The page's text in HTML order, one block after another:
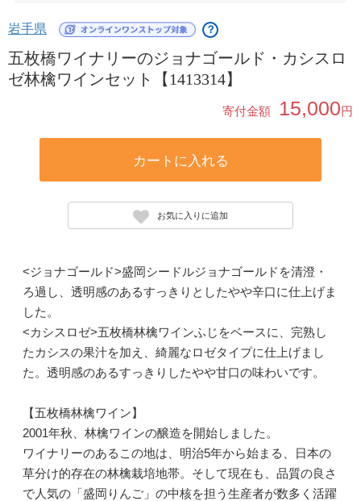
岩手県 ？
五枚橋ワイナリーのジョナゴールド・カシスロ
ゼ林檎ワインセット【1413314】
寄付金額 15,000円
カートに入れる
お気に入りに追加
<ジョナゴールド>盛岡シードルジョナゴールドを清澄・
ろ過し、透明感のあるすっきりとしたやや辛口に仕上げま
した。
<カシスロゼ>五枚橋林檎ワインふじをベースに、完熟し
たカシスの果汁を加え、綺麗なロゼタイプに仕上げまし
た。透明感のあるすっきりしたやや甘口の味わいです。
【五枚橋林檎ワイン】
2001年秋、林檎ワインの醸造を開始しました。
ワイナリーのあるこの地は、明治5年から始まる、日本の
草分け的存在の林檎栽培地帯。そして現在も、品質の良さ
で人気の「盛岡りんご」の中核を担う生産者が数多く活躍